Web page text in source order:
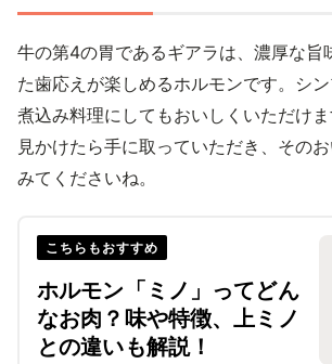
牛の第4の胃であるギアラは、濃厚な旨
た歯応えが楽しめるホルモンです。シン
煮込み料理にしてもおいしくいただけ
見かけたら手に取っていただき、その
みてくださいね。
こちらもおすすめ
ホルモン「ミノ」ってどん
なお肉？味や特徴、上ミノ
との違いも解説！